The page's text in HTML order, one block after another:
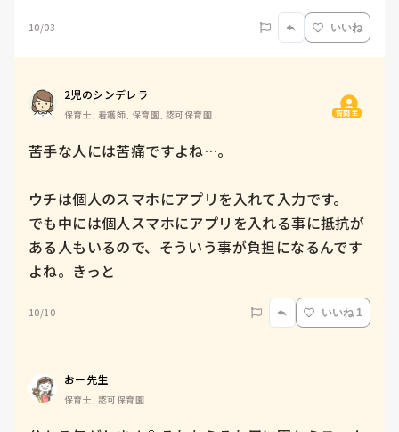
10/03 いいね
2児のシンデレラ
保育士, 看護師, 保育園, 認可保育園 質問主
苦手な人には苦痛ですよね…。
ウチは個人のスマホにアプリを入れて入力です。
でも中には個人スマホにアプリを入れる事に抵抗が
ある人もいるので、そういう事が負担になるんです
よね。きっと
10/10 いいね 1
おー先生
保育士, 認可保育園